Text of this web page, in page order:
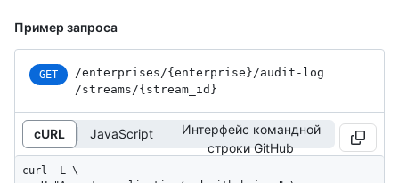
Пример запроса
GET /enterprises /{enterprise} /audit-log
/streams /{stream_ id}
cURL JavaScript
Интерфейс командной
строки GitHub
curl -L \